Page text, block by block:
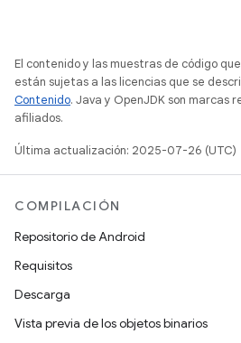
El contenido y las muestras de código
están sujetas a las licencias que se
Contenido. Java y OpenJDK son marcas
afiliados.
Última actualización: 2025-07-26 (UTC)
COMPILACIÓN
Repositorio de Android
Requisitos
Descarga
Vista previa de los objetos binarios